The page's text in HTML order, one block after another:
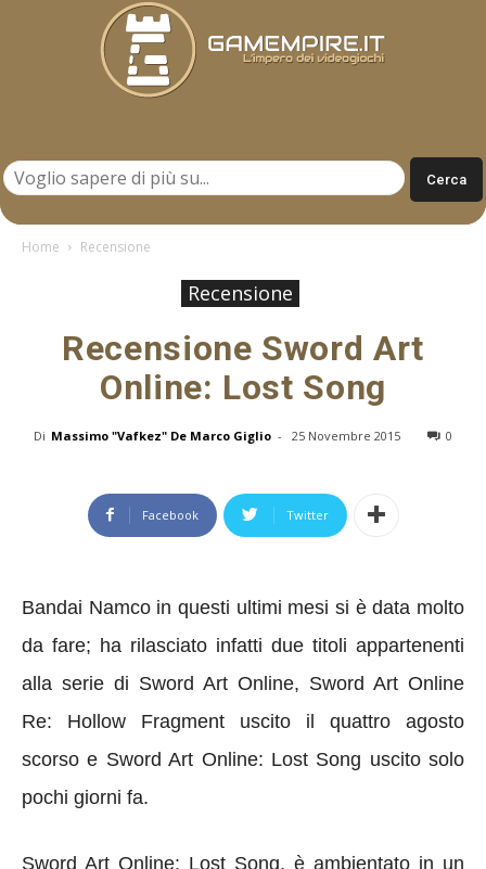
Home Recensione
Recensione
Recensione Sword Art
Online: Lost Song
Di Massimo "Vafkez" De Marco Giglio - 25 Novembre 2015 0
Facebook Twitter
Bandai Namco in questi ultimi mesi si è data molto
da fare; ha rilasciato infatti due titoli appartenenti
alla serie di Sword Art Online, Sword Art Online
Re: Hollow Fragment uscito il quattro agosto
scorso e Sword Art Online: Lost Song uscito solo
pochi giorni fa.
Sword Art Online: Lost Song, è ambientato in un